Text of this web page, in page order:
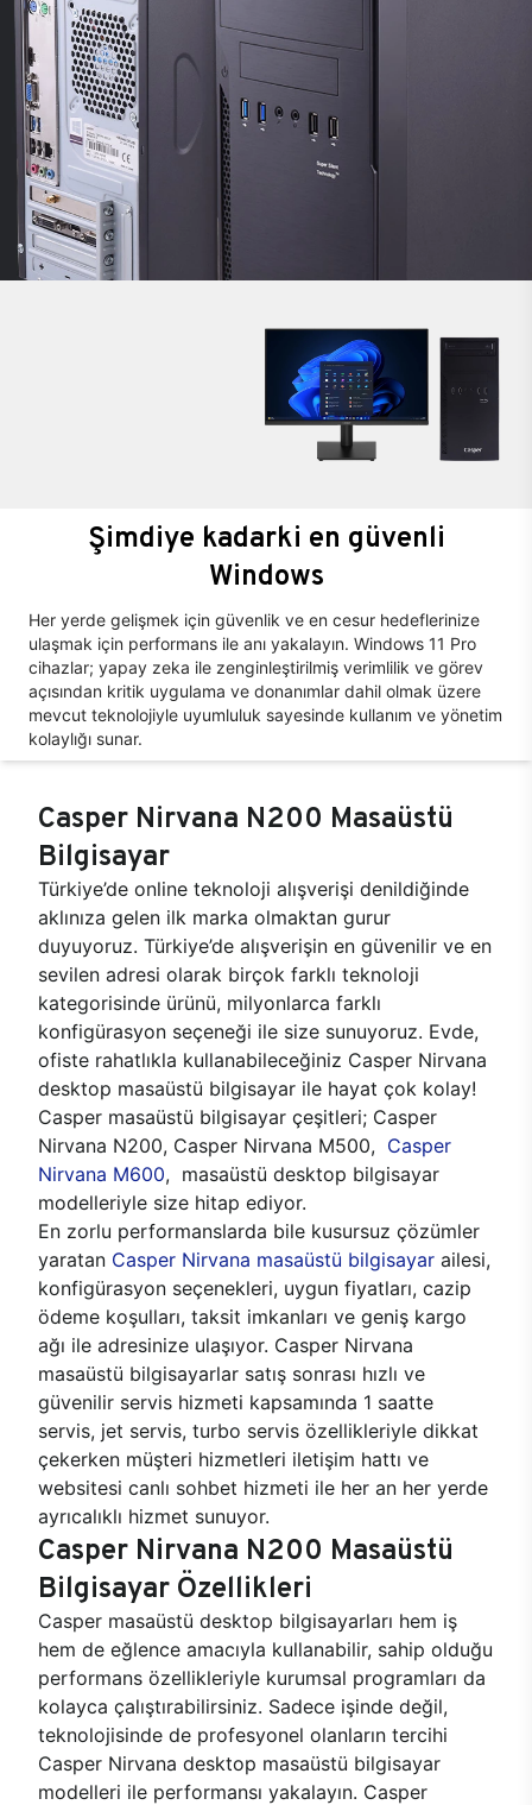
Şimdiye kadarki en güvenli
Windows
Her yerde gelişmek için güvenlik ve en cesur hedeflerinize
ulaşmak için performans ile anı yakalayın. Windows 11 Pro
cihazlar; yapay zeka ile zenginleştirilmiş verimlilik ve görev
açısından kritik uygulama ve donanımlar dahil olmak üzere
mevcut teknolojiyle uyumluluk sayesinde kullanım ve yönetim
kolaylığı sunar.
Casper Nirvana N200 Masaüstü
Bilgisayar
Türkiye’de online teknoloji alışverişi denildiğinde
aklınıza gelen ilk marka olmaktan gurur
duyuyoruz. Türkiye’de alışverişin en güvenilir ve en
sevilen adresi olarak birçok farklı teknoloji
kategorisinde ürünü, milyonlarca farklı
konfigürasyon seçeneği ile size sunuyoruz. Evde,
ofiste rahatlıkla kullanabileceğiniz Casper Nirvana
desktop masaüstü bilgisayar ile hayat çok kolay!
Casper masaüstü bilgisayar çeşitleri; Casper
Nirvana N200, Casper Nirvana M500, Casper
Nirvana M600, masaüstü desktop bilgisayar
modelleriyle size hitap ediyor.
En zorlu performanslarda bile kusursuz çözümler
yaratan Casper Nirvana masaüstü bilgisayar ailesi,
konfigürasyon seçenekleri, uygun fiyatları, cazip
ödeme koşulları, taksit imkanları ve geniş kargo
ağı ile adresinize ulaşıyor. Casper Nirvana
masaüstü bilgisayarlar satış sonrası hızlı ve
güvenilir servis hizmeti kapsamında 1 saatte
servis, jet servis, turbo servis özellikleriyle dikkat
çekerken müşteri hizmetleri iletişim hattı ve
websitesi canlı sohbet hizmeti ile her an her yerde
ayrıcalıklı hizmet sunuyor.
Casper Nirvana N200 Masaüstü
Bilgisayar Özellikleri
Casper masaüstü desktop bilgisayarları hem iş
hem de eğlence amacıyla kullanabilir, sahip olduğu
performans özellikleriyle kurumsal programları da
kolayca çalıştırabilirsiniz. Sadece işinde değil,
teknolojisinde de profesyonel olanların tercihi
Casper Nirvana desktop masaüstü bilgisayar
modelleri ile performansı yakalayın. Casper